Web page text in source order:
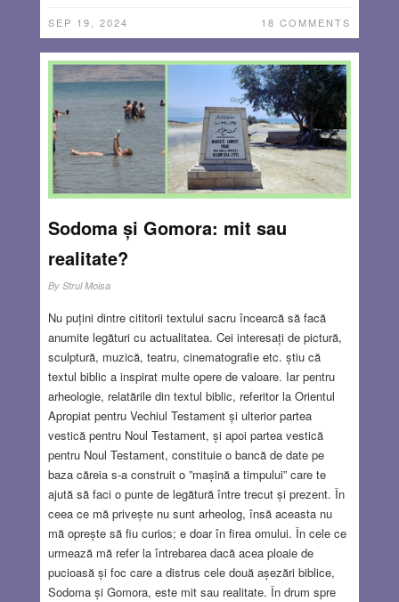
SEP 19, 2024 18 COMMENTS
Sodoma și Gomora: mit sau
realitate?
By Strul Moisa
Nu puțini dintre cititorii textului sacru încearcă să facă
anumite legături cu actualitatea. Cei interesați de pictură,
sculptură, muzică, teatru, cinematografie etc. știu că
textul biblic a inspirat multe opere de valoare. Iar pentru
arheologie, relatările din textul biblic, referitor la Orientul
Apropiat pentru Vechiul Testament și ulterior partea
vestică pentru Noul Testament, și apoi partea vestică
pentru Noul Testament, constituie o bancă de date pe
baza căreia s-a construit o ”mașină a timpului” care te
ajută să faci o punte de legătură între trecut și prezent. În
ceea ce mă privește nu sunt arheolog, însă aceasta nu
mă oprește să fiu curios; e doar în firea omului. În cele ce
urmează mă refer la întrebarea dacă acea ploaie de
pucioasă și foc care a distrus cele două așezări biblice,
Sodoma și Gomora, este mit sau realitate. În drum spre